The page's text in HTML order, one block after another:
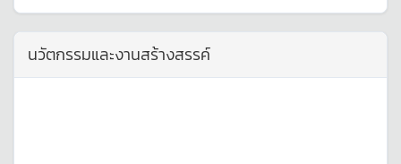
นวัตกรรมและงานสร้างสรรค์